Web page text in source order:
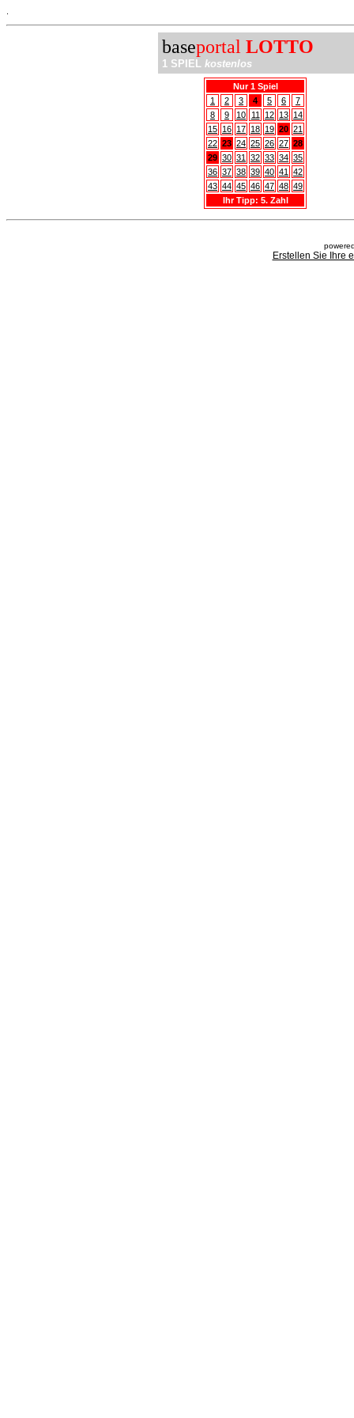
baseportal LOTTO
1 SPIEL kostenlos
Nur 1 Spiel
1
2 3 4 5 6
7
8
9 10 11 12 13 14
15 16 17 18 19 20 21
22 23 24 25 26 27 28
29 30 31 32 33 34 35
36 37 38 39 40 41
42
43 44 45 46 47 48 49
Ihr Tipp: 5. Zahl
Erstellen Sie Ihre